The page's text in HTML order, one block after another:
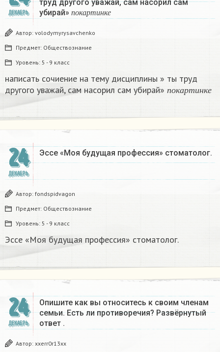
ДЕКАБРЬ
труд другого уважай, сам насорил сам
убирай»
по ка р т и н ке
р
Автор: volodymyrysavchenko
Предмет: Обществознание
Уровень: 5 - 9 класс
написать сочиение на тему дисциплины » ты труд
другого уважай, сам насорил сам убирай»
п о ка р т и н ке
по арти
24
ДЕКАБРЬ
Эссе «Моя будущая профессия» стоматолог.
Автор: fondspidvagon
Предмет: Обществознание
Уровень: 5 - 9 класс
Эссе «Моя будущая профессия» стоматолог.
24
ДЕКАБРЬ
Опишите как вы относитесь к своим членам
семьи. Есть ли противоречия? Развёрнутый
ответ .
Автор: xxerr0r13xx